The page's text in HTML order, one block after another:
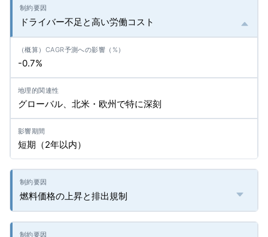
ドライバー不足と高い労働コスト
-0.7%
グローバル、北米・欧州で特に深刻
短期（2年以内）
燃料価格の上昇と排出規制